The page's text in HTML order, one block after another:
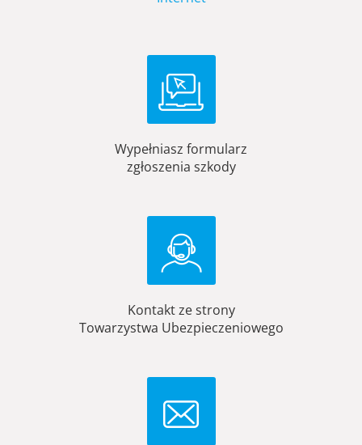
Wypełniasz formularz
zgłoszenia szkody
Kontakt ze strony
Towarzystwa Ubezpieczeniowego